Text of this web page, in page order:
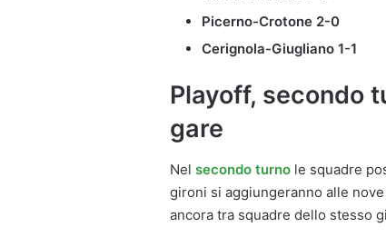
Picerno-Crotone 2-0
Cerignola-Giugliano 1-1
Playoff, secondo
gare
Nel secondo turno le squadre
gironi si aggiungeranno alle
ancora tra squadre dello stesso